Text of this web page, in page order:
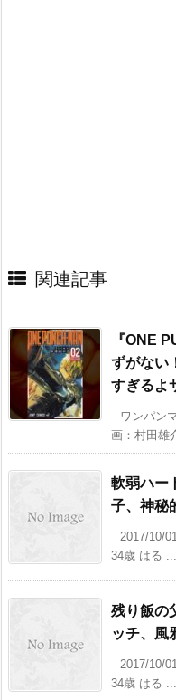
関連記事
『ONE
ずがない
すぎるよ
ワンパン
画：村田雄
軟弱ハー
子、神秘
2017/10/
34歳 はる ...
残り飯の
ッチ、風
2017/10/
34歳 はる ...